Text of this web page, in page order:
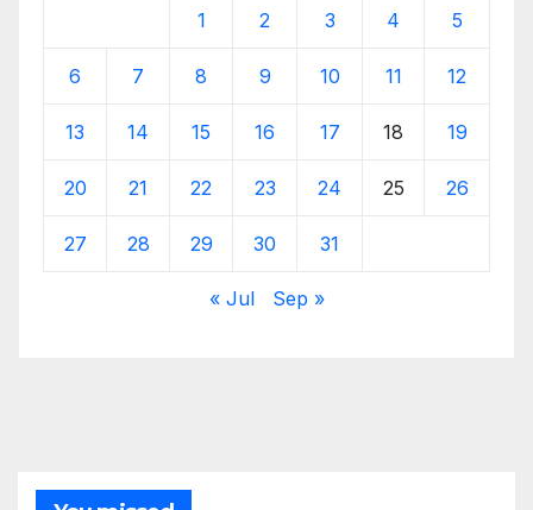
1 2 3 4 5
6 7 8 9 10 11 12
13 14 15 16 17 18 19
20 21 22 23 24 25 26
27 28 29 30 31
« Jul Sep »